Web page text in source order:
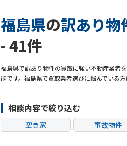
福島県の訳あり物
- 41件
福島県で訳あり物件の買取に強い不動産業者
能です。福島県で買取業者選びに悩んでいる
相談内容で絞り込む
空き家 事故物件